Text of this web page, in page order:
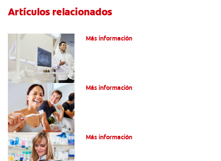
Artículos relacionados
Más información
Más información
Más información